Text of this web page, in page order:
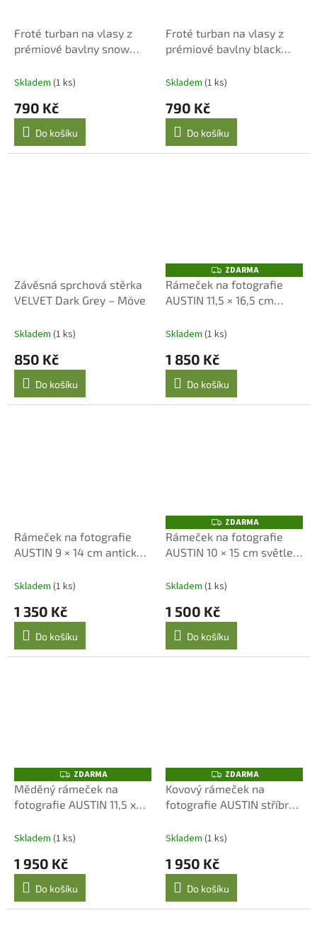
Froté turban na vlasy z
prémiové bavlny snow
Skladem (1 ks)
790 Kč
Do košíku
Froté turban na vlasy z
prémiové bavlny black
Skladem (1 ks)
790 Kč
Do košíku
Závěsná sprchová stěrka
VELVET Dark Grey – Möve
Skladem (1 ks)
850 Kč
Do košíku
Z
D
A
R
ZDARMA
Rámeček na fotografie
AUSTIN 11,5 × 16,5 cm
Skladem (1 ks)
1 850 Kč
Do košíku
Rámeček na fotografie
AUSTIN 9 × 14 cm antická
Skladem (1 ks)
1 350 Kč
Do košíku
Z
D
A
R
ZDARMA
Rámeček na fotografie
AUSTIN 10 × 15 cm světle
Skladem (1 ks)
1 500 Kč
Do košíku
Z
D
A
R
ZDARMA
Měděný rámeček na
fotografie AUSTIN 11,5 x
Skladem (1 ks)
1 950 Kč
Do košíku
Z
D
A
R
ZDARMA
Kovový rámeček na
fotografie AUSTIN stříbrný
Skladem (1 ks)
1 950 Kč
Do košíku